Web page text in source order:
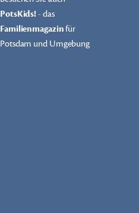
PotsKids!- das
Familienmagazinfür
Potsdam und Umgebung